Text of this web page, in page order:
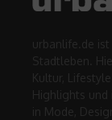
urbanlife.de
Stadtleben.
Kultur,
Highlights und
in Mode,